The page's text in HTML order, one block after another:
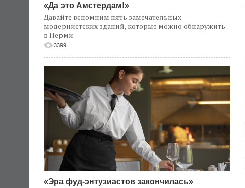
«Да это Амстердам!»
Давайте вспомним пять замечательных
модернистских зданий, которые можно обнаружить
в Перми.
3399
«Эра фуд-энтузиастов закончилась»